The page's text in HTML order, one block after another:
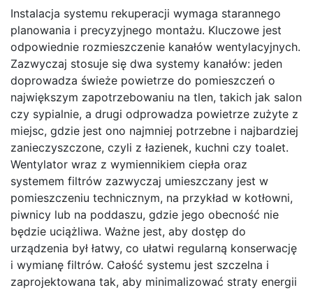
Instalacja systemu rekuperacji wymaga starannego
planowania i precyzyjnego montażu. Kluczowe jest
odpowiednie rozmieszczenie kanałów wentylacyjnych.
Zazwyczaj stosuje się dwa systemy kanałów: jeden
doprowadza świeże powietrze do pomieszczeń o
największym zapotrzebowaniu na tlen, takich jak salon
czy sypialnie, a drugi odprowadza powietrze zużyte z
miejsc, gdzie jest ono najmniej potrzebne i najbardziej
zanieczyszczone, czyli z łazienek, kuchni czy toalet.
Wentylator wraz z wymiennikiem ciepła oraz
systemem filtrów zazwyczaj umieszczany jest w
pomieszczeniu technicznym, na przykład w kotłowni,
piwnicy lub na poddaszu, gdzie jego obecność nie
będzie uciążliwa. Ważne jest, aby dostęp do
urządzenia był łatwy, co ułatwi regularną konserwację
i wymianę filtrów. Całość systemu jest szczelna i
zaprojektowana tak, aby minimalizować straty energii